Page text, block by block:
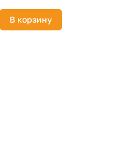
В корзину